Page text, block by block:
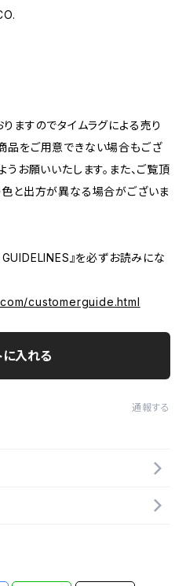
ますのでタイムラグによる売り
品をご用意できない場合もござ
お願いいたします。また、ご覧頂
と出方が異なる場合がございま
』を必ずお読みにな
customerguide.html
に入れる
通報する